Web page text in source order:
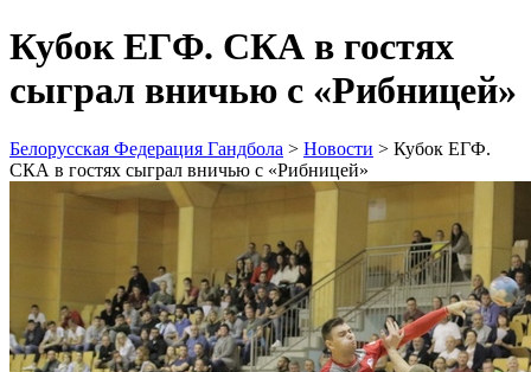
Кубок ЕГФ. СКА в гостях
сыграл вничью с «Рибницей»
Белорусская Федерация Гандбола > Новости > Кубок ЕГФ.
СКА в гостях сыграл вничью с «Рибницей»